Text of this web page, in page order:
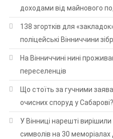
доходами від майнового
138 згортків для
поліцейські Вінниччини
На Вінниччині нині
переселенців
Що стоїть за гучними
очисних споруд у Сабарові?
У Вінниці нарешті
символів на 30 меморіалах